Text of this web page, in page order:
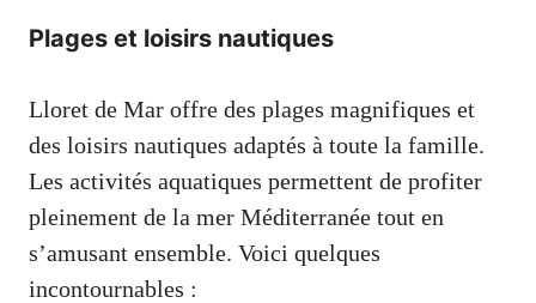
Plages et loisirs nautiques
Lloret de Mar offre des plages magnifiques et
des loisirs nautiques adaptés à toute la famille.
Les activités aquatiques permettent de profiter
pleinement de la mer Méditerranée tout en
s’amusant ensemble. Voici quelques
incontournables :